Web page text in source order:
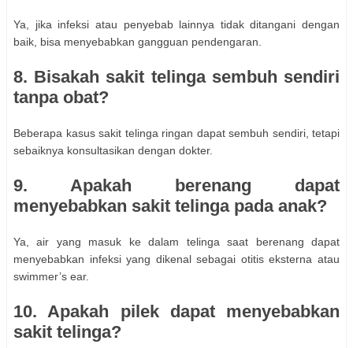
Ya, jika infeksi atau penyebab lainnya tidak ditangani dengan
baik, bisa menyebabkan gangguan pendengaran.
8. Bisakah sakit telinga sembuh sendiri
tanpa obat?
Beberapa kasus sakit telinga ringan dapat sembuh sendiri, tetapi
sebaiknya konsultasikan dengan dokter.
9. Apakah berenang dapat
menyebabkan sakit telinga pada anak?
Ya, air yang masuk ke dalam telinga saat berenang dapat
menyebabkan infeksi yang dikenal sebagai otitis eksterna atau
swimmer’s ear.
10. Apakah pilek dapat menyebabkan
sakit telinga?